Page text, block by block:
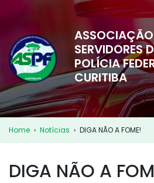
SERVIDORES
POLÍCIA
CURITIBA
Home › Notícias › DIGA NÃO A FOME!
DIGA NÃO A